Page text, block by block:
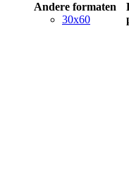
Andere formaten
30x60